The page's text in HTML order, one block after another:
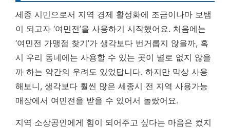
세종 시민으로서 지역 경제 활성화에 조금이나마 보탬
이 되고자 ‘여민전’을 사용하기 시작했어요. 처음에는
‘여민전 가맹점 찾기’가 생각보다 번거롭지 않을까, 혹
시 우리 동네에는 사용할 수 있는 곳이 별로 없지 않을
까 하는 약간의 우려도 있었답니다. 하지만 막상 사용
해보니, 생각보다 훨씬 많은 세종시 전 지역 사용가능
매장에서 여민전을 받을 수 있어서 놀랐어요.
지역 소상공인에게 힘이 되어주고 싶다는 마음은 컸지